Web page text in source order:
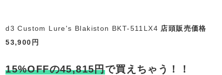
d3 Custom Lure's Blakiston BKT-511LX4 店頭販売価格
53,900円
15%OFFの45,815円で買えちゃう！！